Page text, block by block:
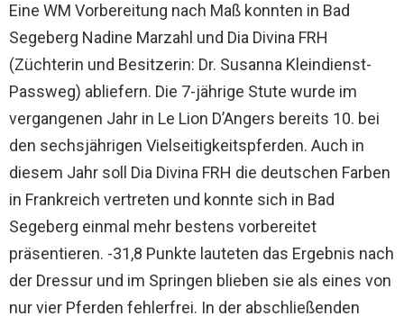
Eine WM Vorbereitung nach Maß konnten in Bad
Segeberg Nadine Marzahl und Dia Divina FRH
(Züchterin und Besitzerin: Dr. Susanna Kleindienst-
Passweg) abliefern. Die 7-jährige Stute wurde im
vergangenen Jahr in Le Lion D’Angers bereits 10. bei
den sechsjährigen Vielseitigkeitspferden. Auch in
diesem Jahr soll Dia Divina FRH die deutschen Farben
in Frankreich vertreten und konnte sich in Bad
Segeberg einmal mehr bestens vorbereitet
präsentieren. -31,8 Punkte lauteten das Ergebnis nach
der Dressur und im Springen blieben sie als eines von
nur vier Pferden fehlerfrei. In der abschließenden